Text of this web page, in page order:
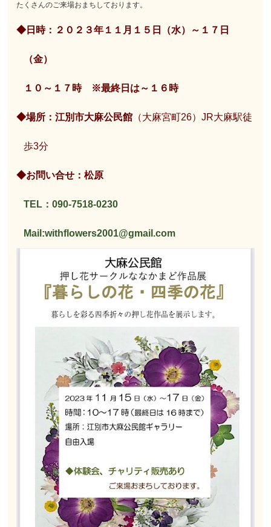
たくさんのご来場おまちしております。
◆日時：２０２３年１１月１５日（水）～１７日
（金）
１０～１７時 ※最終日は～１６時
◆場所：江別市大麻公民館（大麻宮町26）JR大麻駅徒
歩3分
◆お問い合せ：松原
TEL：090-7518-0230
Mail:withflowers2001@gmail.com